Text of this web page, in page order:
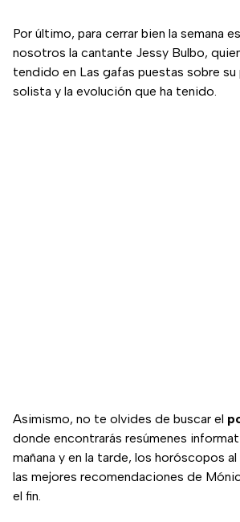
Por último, para cerrar bien la semana
nosotros la cantante Jessy Bulbo,
tendido en Las gafas puestas sobre
solista y la evolución que ha tenido.
Asimismo, no te olvides de buscar el
donde encontrarás resúmenes
mañana y en la tarde, los horóscopos al
las mejores recomendaciones de
el fin.